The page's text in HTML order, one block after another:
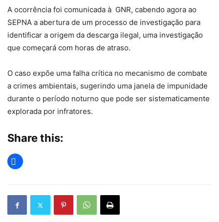
A ocorrência foi comunicada à GNR, cabendo agora ao
SEPNA a abertura de um processo de investigação para
identificar a origem da descarga ilegal, uma investigação
que começará com horas de atraso.
O caso expõe uma falha crítica no mecanismo de combate
a crimes ambientais, sugerindo uma janela de impunidade
durante o período noturno que pode ser sistematicamente
explorada por infratores.
Share this: